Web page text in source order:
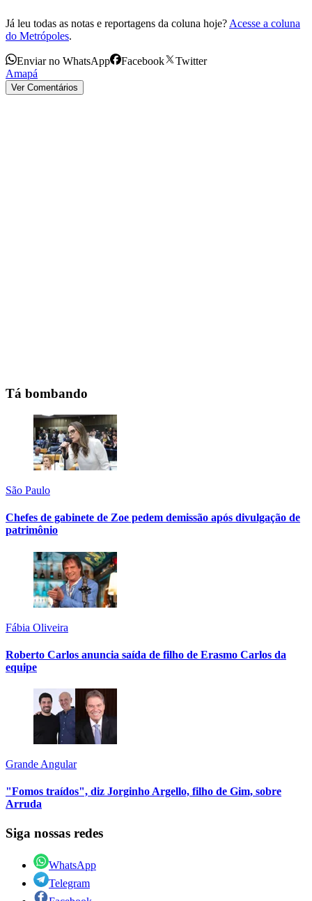
Já leu todas as notas e reportagens da coluna hoje? Acesse a coluna
do Metrópoles.
Enviar no WhatsApp Facebook
Twitter
Amapá
Ver Comentários
Tá bombando
São Paulo
Chefes de gabinete de Zoe pedem demissão após divulgação de
patrimônio
Fábia Oliveira
Roberto Carlos anuncia saída de filho de Erasmo Carlos da
equipe
Grande Angular
"Fomos traídos", diz Jorginho Argello, filho de Gim, sobre
Arruda
Siga nossas redes
WhatsApp
Telegram